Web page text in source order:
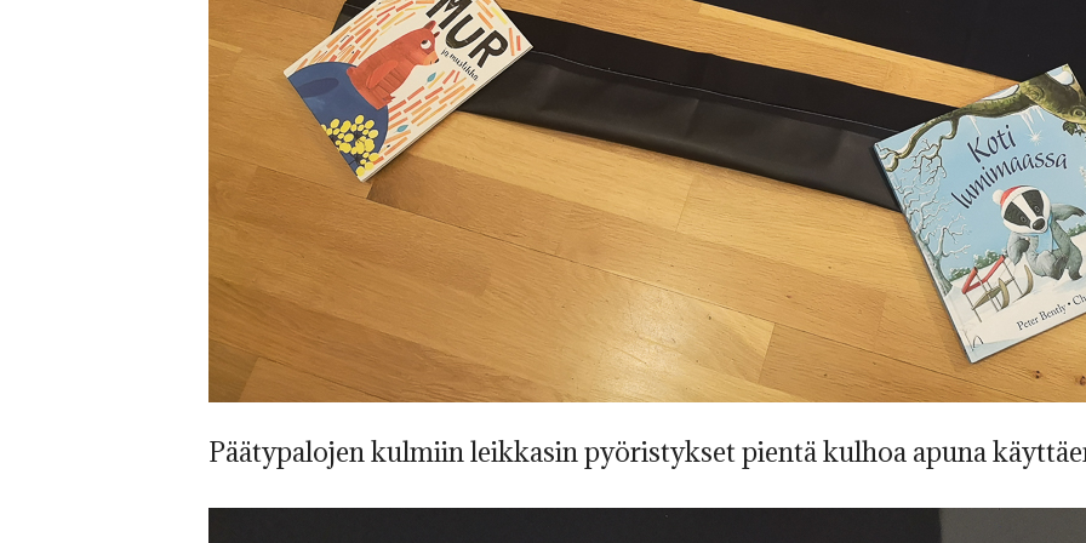
Päätypalojen kulmiin leikkasin pyöristykset pientä kulhoa apuna